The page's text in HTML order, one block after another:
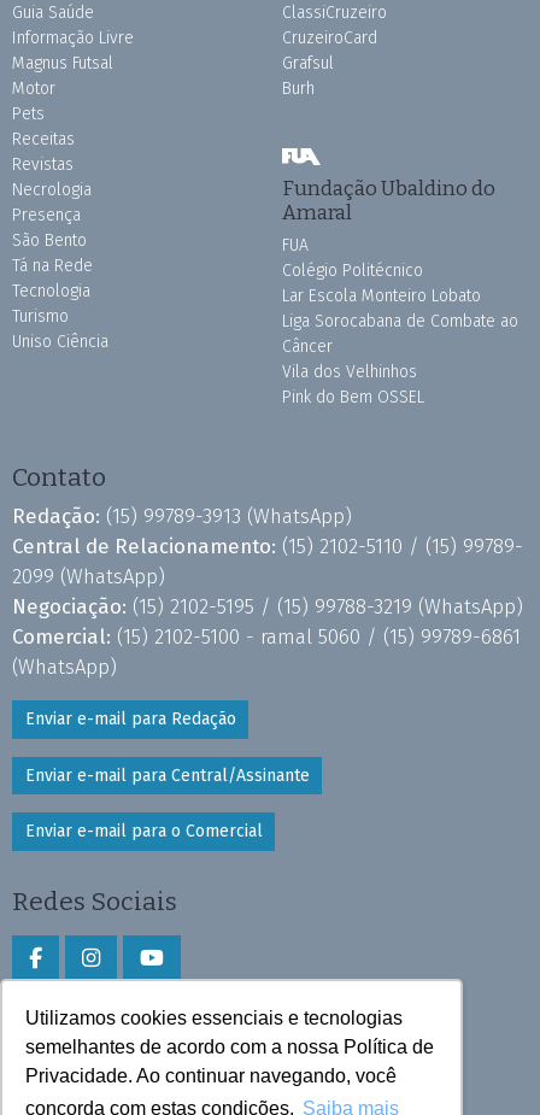
Utilizamos cookies essenciais e tecnologias
semelhantes de acordo com a nossa Política de
Privacidade. Ao continuar navegando, você
concorda com estas condições. Saiba mais
Guia Saúde
Informação Livre
Magnus Futsal
Motor
Pets
Receitas
Revistas
Necrologia
Presença
São Bento
Tá na Rede
Tecnologia
Turismo
Uniso Ciência
ClassiCruzeiro
CruzeiroCard
Grafsul
Burh
Fundação Ubaldino do
Amaral
FUA
Colégio Politécnico
Lar Escola Monteiro Lobato
Liga Sorocabana de Combate ao
Câncer
Vila dos Velhinhos
Pink do Bem OSSEL
Contato
Redação: (15) 99789-3913 (WhatsApp)
Central de Relacionamento: (15) 2102-5110 / (15) 99789-
2099 (WhatsApp)
Negociação: (15) 2102-5195 / (15) 99788-3219 (WhatsApp)
Comercial: (15) 2102-5100 - ramal 5060 / (15) 99789-6861
(WhatsApp)
Enviar e-mail para Redação
Enviar e-mail para Central/Assinante
Enviar e-mail para o Comercial
Redes Sociais
Faça download do aplicativo
Play Store e App Store